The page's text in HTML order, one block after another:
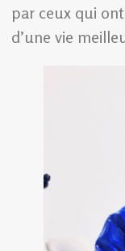
par ceux qui
d’une vie